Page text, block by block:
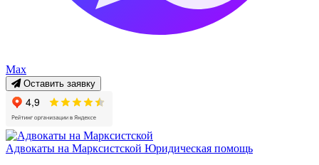
Max
Оставить заявку
Адвокаты на Марксистской Юридическая помощь